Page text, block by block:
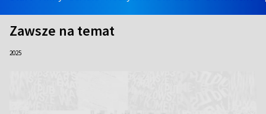
Zawsze na temat
2025